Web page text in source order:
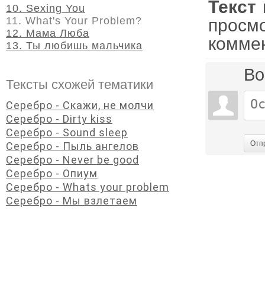
10. Sexing You
11. What's Your Problem?
12. Мама Люба
13. Ты любишь мальчика
Тексты схожей тематики
Серебро - Скажи, не молчи
Серебро - Dirty kiss
Серебро - Sound sleep
Серебро - Пыль ангелов
Серебро - Never be good
Серебро - Опиум
Серебро - Whats your problem
Серебро - Мы взлетаем